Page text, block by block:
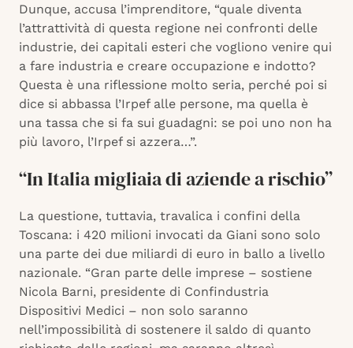
Dunque, accusa l’imprenditore, “quale diventa
l’attrattività di questa regione nei confronti delle
industrie, dei capitali esteri che vogliono venire qui
a fare industria e creare occupazione e indotto?
Questa è una riflessione molto seria, perché poi si
dice si abbassa l’Irpef alle persone, ma quella è
una tassa che si fa sui guadagni: se poi uno non ha
più lavoro, l’Irpef si azzera…”.
“In Italia migliaia di aziende a rischio”
La questione, tuttavia, travalica i confini della
Toscana: i 420 milioni invocati da Giani sono solo
una parte dei due miliardi di euro in ballo a livello
nazionale. “Gran parte delle imprese – sostiene
Nicola Barni, presidente di Confindustria
Dispositivi Medici – non solo saranno
nell’impossibilità di sostenere il saldo di quanto